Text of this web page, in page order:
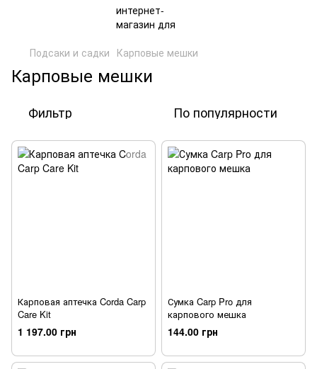
Подсаки и садки Карповые мешки
Карповые мешки
Фильтр По популярности
Карповая аптечка Corda Carp
Care Kit
1 197.00 грн
Сумка Carp Pro для
карпового мешка
144.00 грн